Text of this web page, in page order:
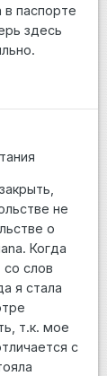
в паспорте
здесь
не
о
Когда
слов
я стала
т.к. мое
с